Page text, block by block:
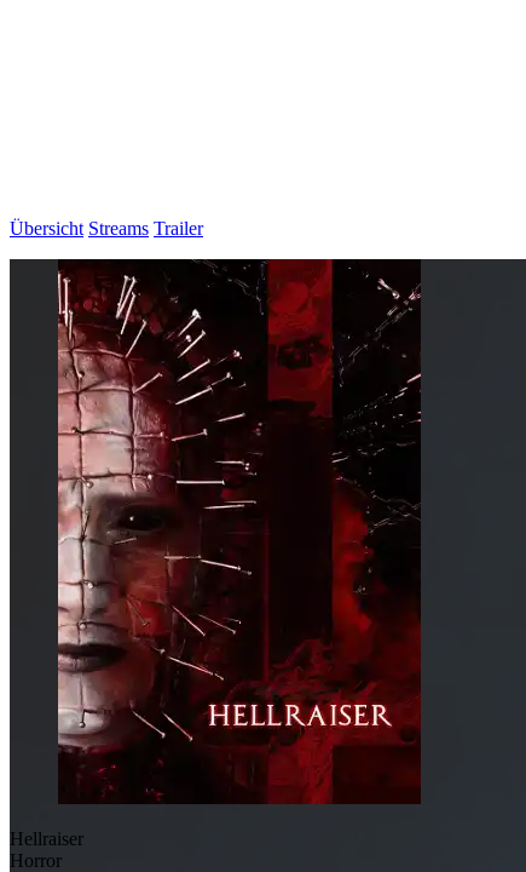
Übersicht Streams Trailer
Hellraiser
Horror